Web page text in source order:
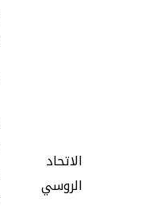
الاتحاد
الروسي